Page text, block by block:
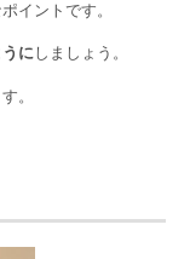
イントです。
にしましょう。
。